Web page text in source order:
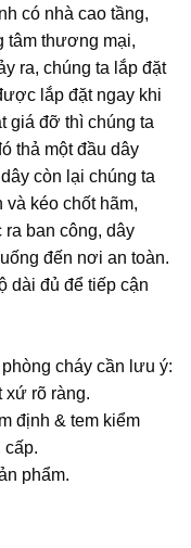
có nhà cao tầng,
tâm thương mại,
ra, chúng ta lắp đặt
lắp đặt ngay khi
giá đỡ thì chúng ta
thả một đầu dây
còn lại chúng ta
kéo chốt hãm,
ban công, dây
đến nơi an toàn.
dài đủ để tiếp cận
cháy cần lưu ý:
xứ rõ ràng.
định & tem kiểm
cấp.
phẩm.